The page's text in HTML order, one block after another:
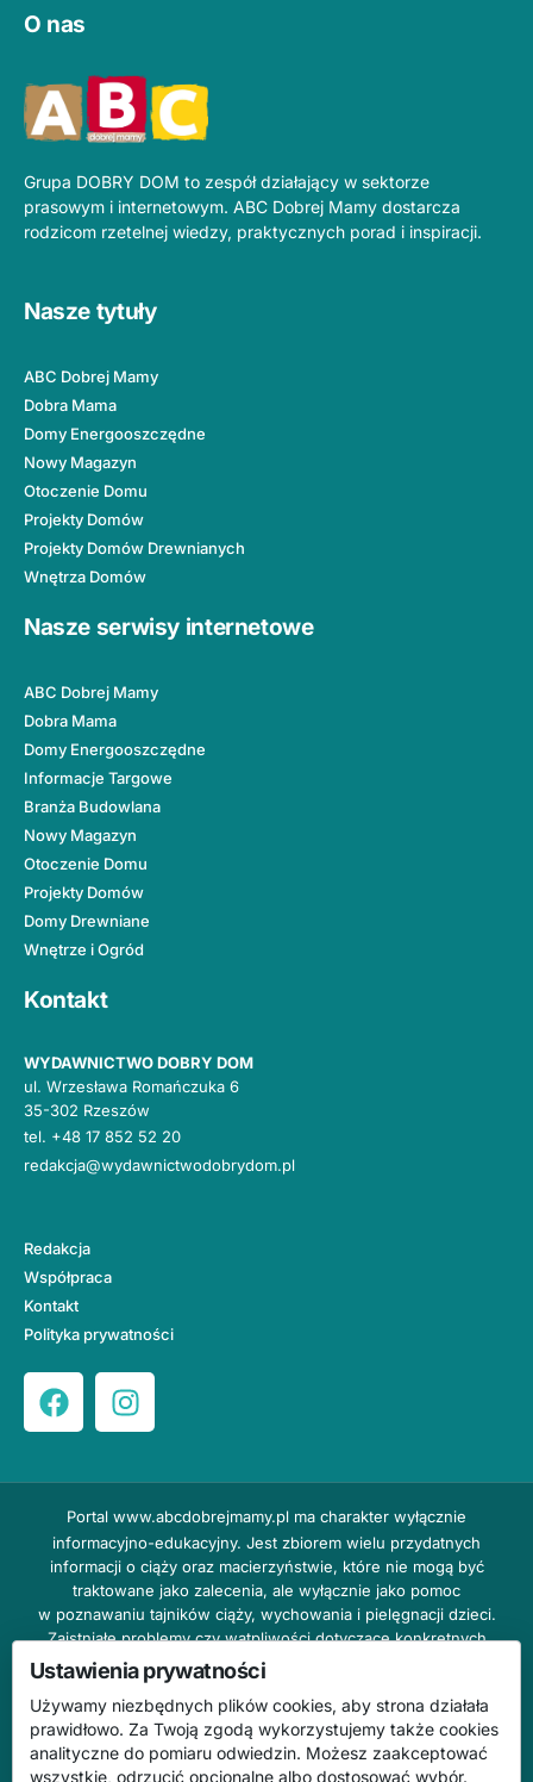
O nas
Grupa DOBRY DOM to zespół działający w sektorze
prasowym i internetowym. ABC Dobrej Mamy dostarcza
rodzicom rzetelnej wiedzy, praktycznych porad i inspiracji.
Nasze tytuły
ABC Dobrej Mamy
Dobra Mama
Domy Energooszczędne
Nowy Magazyn
Otoczenie Domu
Projekty Domów
Projekty Domów Drewnianych
Wnętrza Domów
Nasze serwisy internetowe
ABC Dobrej Mamy
Dobra Mama
Domy Energooszczędne
Informacje Targowe
Branża Budowlana
Nowy Magazyn
Otoczenie Domu
Projekty Domów
Domy Drewniane
Wnętrze i Ogród
Kontakt
WYDAWNICTWO DOBRY DOM
ul. Wrzesława Romańczuka 6
35-302 Rzeszów
tel. +48 17 852 52 20
redakcja@wydawnictwodobrydom.pl
Redakcja
Współpraca
Kontakt
Polityka prywatności
Portal www.abcdobrejmamy.pl ma charakter wyłącznie
informacyjno-edukacyjny. Jest zbiorem wielu przydatnych
informacji o ciąży oraz macierzyństwie, które nie mogą być
traktowane jako zalecenia, ale wyłącznie jako pomoc
w poznawaniu tajników ciąży, wychowania i pielęgnacji dzieci.
Zaistniałe problemy czy wątpliwości dotyczące konkretnych
przypadków należy bezzwłocznie konsultować z prowadzącym
lekarzem ginekologiem lub innym stosownym specjalistą w danej
dziedzinie. DOBRY DOM nie odpowiada za treść reklam,
nie ponosi również żadnych konsekwencji prawnych ani
odpowiedzialności za następstwa mogące wyniknąć na skutek
Ustawienia prywatności
Używamy niezbędnych plików cookies, aby strona działała
prawidłowo. Za Twoją zgodą wykorzystujemy także cookies
analityczne do pomiaru odwiedzin. Możesz zaakceptować
wszystkie, odrzucić opcjonalne albo dostosować wybór.